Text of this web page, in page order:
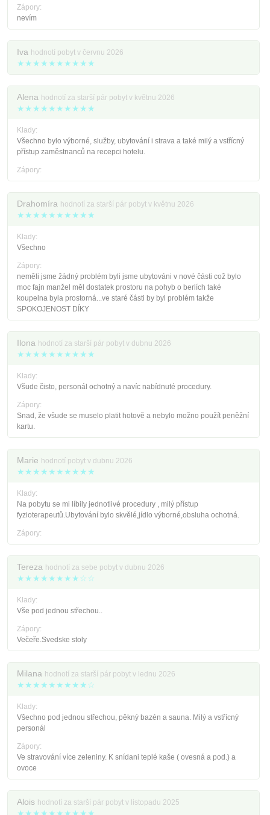
Zápory:
nevím
Iva hodnotí pobyt v červnu 2026
★★★★★★★★★★
Alena hodnotí za starší pár pobyt v květnu 2026
★★★★★★★★★★
Klady:
Všechno bylo výborné, služby, ubytování i strava a také milý a vstřícný
přístup zaměstnanců na recepci hotelu.
Zápory:
Drahomíra hodnotí za starší pár pobyt v květnu 2026
★★★★★★★★★★
Klady:
Všechno
Zápory:
neměli jsme žádný problém byli jsme ubytováni v nové části což bylo
moc fajn manžel měl dostatek prostoru na pohyb o berlích také
koupelna byla prostorná...ve staré části by byl problém takže
SPOKOJENOST DÍKY
Ilona hodnotí za starší pár pobyt v dubnu 2026
★★★★★★★★★★
Klady:
Všude čisto, personál ochotný a navíc nabídnuté procedury.
Zápory:
Snad, že všude se muselo platit hotově a nebylo možno použít peněžní
kartu.
Marie hodnotí pobyt v dubnu 2026
★★★★★★★★★★
Klady:
Na pobytu se mi líbily jednotlivé procedury , milý přístup
fyzioterapeutů.Ubytování bylo skvělé,jídlo výborné,obsluha ochotná.
Zápory:
Tereza hodnotí za sebe pobyt v dubnu 2026
★★★★★★★★☆☆
Klady:
Vše pod jednou střechou..
Zápory:
Večeře.Svedske stoly
Milana hodnotí za starší pár pobyt v lednu 2026
★★★★★★★★★☆
Klady:
Všechno pod jednou střechou, pěkný bazén a sauna. Milý a vstřícný
personál
Zápory:
Ve stravování více zeleniny. K snídani teplé kaše ( ovesná a pod.) a
ovoce
Alois hodnotí za starší pár pobyt v listopadu 2025